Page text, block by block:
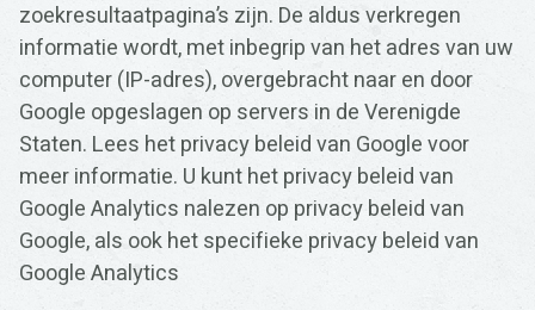
zoekresultaatpagina’s zijn. De aldus verkregen
informatie wordt, met inbegrip van het adres van uw
computer (IP-adres), overgebracht naar en door
Google opgeslagen op servers in de Verenigde
Staten. Lees het privacy beleid van Google voor
meer informatie. U kunt het privacy beleid van
Google Analytics nalezen op privacy beleid van
Google, als ook het specifieke privacy beleid van
Google Analytics